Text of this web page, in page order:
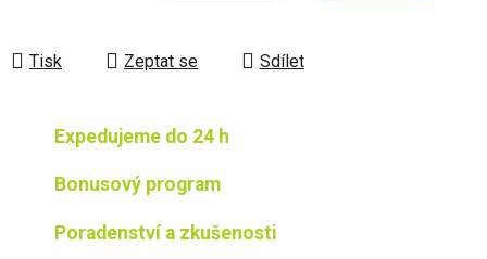
Tisk Zeptat se Sdílet
Expedujeme do 24 h
Bonusový program
Poradenství a zkušenosti